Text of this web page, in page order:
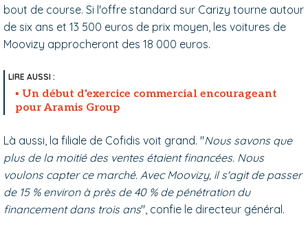
bout de course. Si l'offre standard sur Carizy tourne autour
de six ans et 13 500 euros de prix moyen, les voitures de
Moovizy approcheront des 18 000 euros.
Un début d'exercice commercial encourageant
pour Aramis Group
Là aussi, la filiale de Cofidis voit grand. "Nous savons que
plus de la moitié des ventes étaient financées. Nous
voulons capter ce marché. Avec Moovizy, il s'agit de passer
de 15 % environ à près de 40 % de pénétration du
financement dans trois ans", confie le directeur général.